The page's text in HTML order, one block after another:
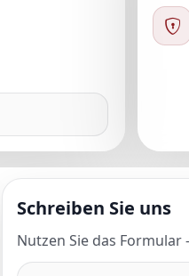
Schreiben Sie uns
Nutzen Sie das